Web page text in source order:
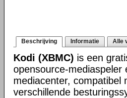
Beschrijving Informatie Alle
Kodi (XBMC) is een
opensource-mediaspeler
mediacenter, compatibel
verschillende